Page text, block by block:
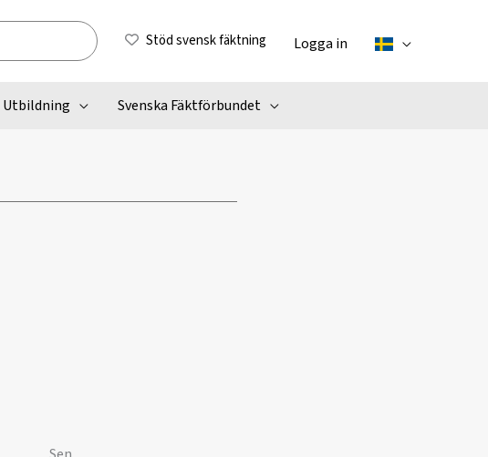
Stöd svensk fäktning Logga in
Utbildning Svenska Fäktförbundet